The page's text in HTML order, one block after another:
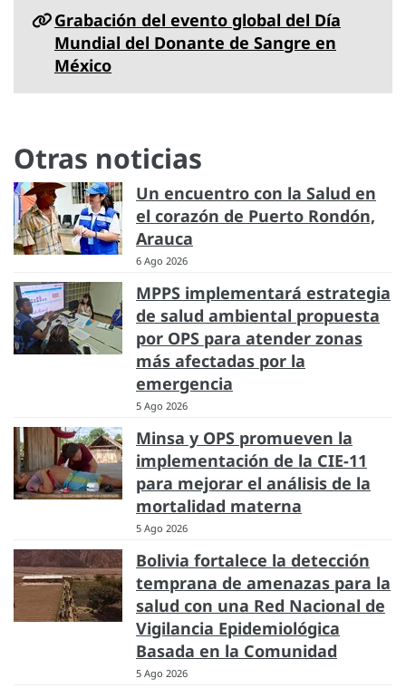
Grabación del evento global del Día
Mundial del Donante de Sangre en
México
Otras noticias
Un encuentro con la Salud en
el corazón de Puerto Rondón,
Arauca
6 Ago 2026
MPPS implementará estrategia
de salud ambiental propuesta
por OPS para atender zonas
más afectadas por la
emergencia
5 Ago 2026
Minsa y OPS promueven la
implementación de la CIE-11
para mejorar el análisis de la
mortalidad materna
5 Ago 2026
Bolivia fortalece la detección
temprana de amenazas para la
salud con una Red Nacional de
Vigilancia Epidemiológica
Basada en la Comunidad
5 Ago 2026